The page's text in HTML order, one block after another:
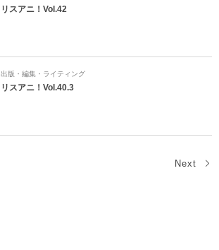
リスアニ！Vol.42
出版・編集・ライティング
リスアニ！Vol.40.3
Next